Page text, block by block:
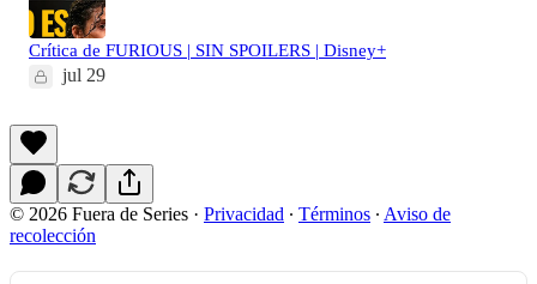
Crítica de FURIOUS | SIN SPOILERS | Disney+
jul 29
© 2026 Fuera de Series · Privacidad ∙ Términos ∙ Aviso de
recolección